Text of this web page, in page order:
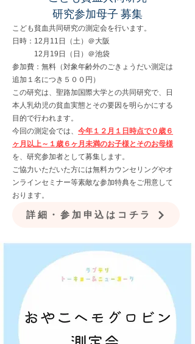
​研究参加母子 募集
こども貧血共同研究の測定会を行います。
日時：12月11日（土）＠大阪
12月19日（日）＠池袋
参加費：無料（対象年齢外のごきょうだい測定は
追加１名につき５００円）
この研究は、聖路加国際大学との共同研究で、日
本人乳幼児の貧血実態とその要因を明らかにする
目的で行われます。
今回の測定会では、 今年１２月１日時点で０歳６
ヶ月以上～１歳６ヶ月未満のお子様とそのお母様
を、研究参加者として募集します。
ご協力いただいた方には無料カウンセリングやオ
ンラインセミナー等素敵な参加特典をご用意して
おります。
詳細・参加申込はコチラ